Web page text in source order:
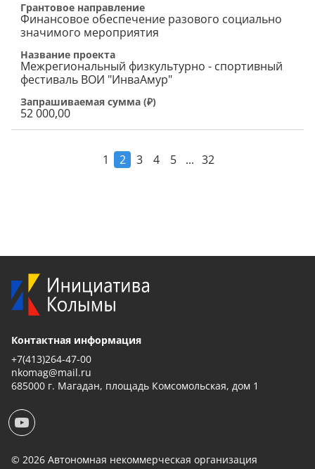
Грантовое направление
Финансовое обеспечение разового социально
значимого мероприятия
Название проекта
Межрегиональный физкультурно - спортивный
фестиваль ВОИ "ИнваАмур"
Запрашиваемая сумма (₽)
52 000,00
1 2 3 4 5 ... 32
Контактная информация
+7(413)264-47-00
nkomag@mail.ru
685000 г. Магадан, площадь Комсомольская, дом 1
© 2026 Автономная некоммерческая организация